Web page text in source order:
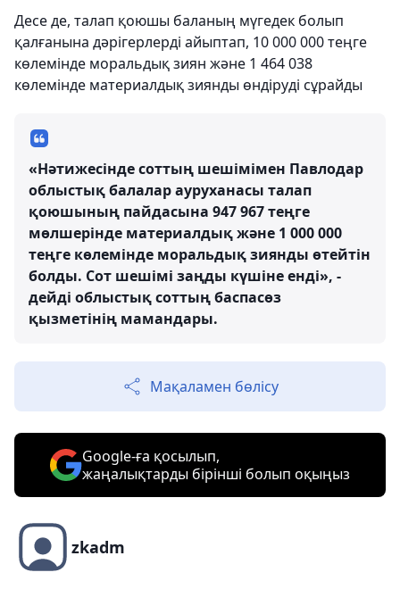
Десе де, талап қоюшы баланың мүгедек болып
қалғанына дәрігерлерді айыптап, 10 000 000 теңге
көлемінде моральдық зиян және 1 464 038
көлемінде материалдық зиянды өндіруді сұрайды
«Нәтижесінде соттың шешімімен Павлодар
облыстық балалар ауруханасы талап
қоюшының пайдасына 947 967 теңге
мөлшерінде материалдық және 1 000 000
теңге көлемінде моральдық зиянды өтейтін
болды. Сот шешімі заңды күшіне енді», -
дейді облыстық соттың баспасөз
қызметінің мамандары.
Мақаламен бөлісу
Google-ға қосылып,
жаңалықтарды бірінші болып оқыңыз
zkadm